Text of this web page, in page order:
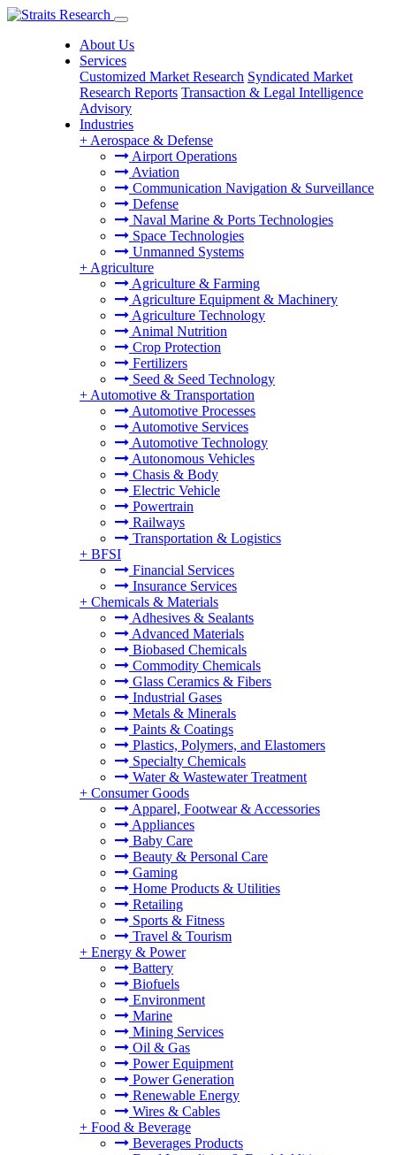
About Us
Services
Customized Market Research Syndicated Market
Research Reports Transaction & Legal Intelligence
Advisory
Industries
+ Aerospace & Defense
Airport Operations
Aviation
Communication Navigation & Surveillance
Defense
Naval Marine & Ports Technologies
Space Technologies
Unmanned Systems
+ Agriculture
Agriculture & Farming
Agriculture Equipment & Machinery
Agriculture Technology
Animal Nutrition
Crop Protection
Fertilizers
Seed & Seed Technology
+ Automotive & Transportation
Automotive Processes
Automotive Services
Automotive Technology
Autonomous Vehicles
Chasis & Body
Electric Vehicle
Powertrain
Railways
Transportation & Logistics
+ BFSI
Financial Services
Insurance Services
+ Chemicals & Materials
Adhesives & Sealants
Advanced Materials
Biobased Chemicals
Commodity Chemicals
Glass Ceramics & Fibers
Industrial Gases
Metals & Minerals
Paints & Coatings
Plastics, Polymers, and Elastomers
Specialty Chemicals
Water & Wastewater Treatment
+ Consumer Goods
Apparel, Footwear & Accessories
Appliances
Baby Care
Beauty & Personal Care
Gaming
Home Products & Utilities
Retailing
Sports & Fitness
Travel & Tourism
+ Energy & Power
Battery
Biofuels
Environment
Marine
Mining Services
Oil & Gas
Power Equipment
Power Generation
Renewable Energy
Wires & Cables
+ Food & Beverage
Beverages Products